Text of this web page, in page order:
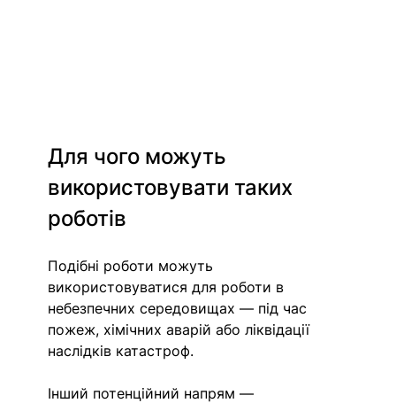
Для чого можуть
використовувати таких
роботів
Подібні роботи можуть
використовуватися для роботи в
небезпечних середовищах — під час
пожеж, хімічних аварій або ліквідації
наслідків катастроф.
Інший потенційний напрям —